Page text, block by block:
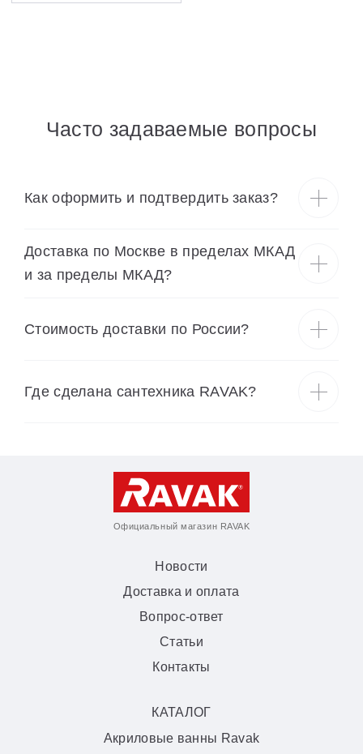
Часто задаваемые вопросы
Как оформить и подтвердить заказ?
Доставка по Москве в пределах МКАД
и за пределы МКАД?
Cтоимость доставки по России?
Где сделана сантехника RAVAK?
Официальный магазин RAVAK
Новости
Доставка и оплата
Вопрос-ответ
Статьи
Контакты
КАТАЛОГ
Акриловые ванны Ravak